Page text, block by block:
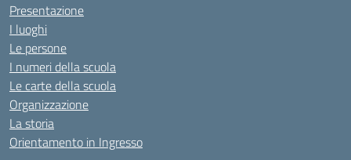
Presentazione
I luoghi
Le persone
I numeri della scuola
Le carte della scuola
Organizzazione
La storia
Orientamento in Ingresso